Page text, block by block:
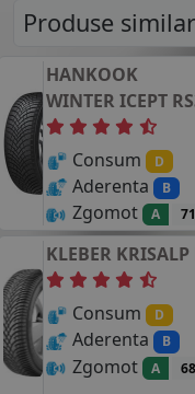
Produse
HANKOOK
WINTER ICEPT
Consum D
Aderenta B
Zgomot A
KLEBER KRISALP
Consum D
Aderenta B
Zgomot A